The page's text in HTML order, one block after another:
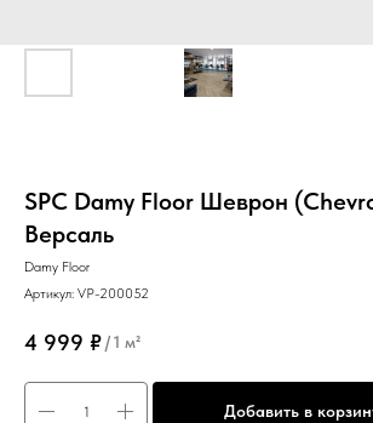
SPC Damy Floor Шеврон
Версаль
Damy Floor
Артикул: VP-200052
4 999 ₽/1 м²
Добавить в